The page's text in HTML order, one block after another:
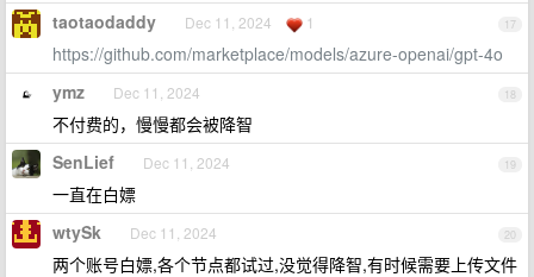
17
taotaodaddy Dec 11, 2024 1
https://github.com/marketplace/models/azure-openai/gpt-4o
18
ymz Dec 11, 2024
不付费的，慢慢都会被降智
19
SenLief Dec 11, 2024
一直在白嫖
20
wtySk Dec 11, 2024
两个账号白嫖,各个节点都试过,没觉得降智,有时候需要上传文件